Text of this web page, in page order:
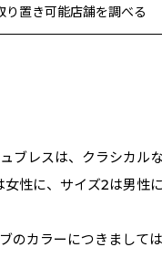
り置き可能店舗を調べる
ブレスは、クラシカル
性に、サイズ2は男性に
のカラーにつきまして